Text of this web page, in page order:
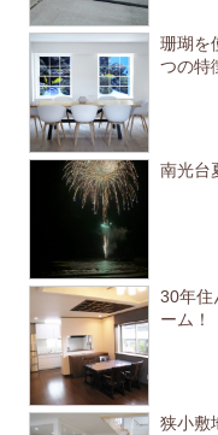
珊瑚を
つの特
南光
30年住
ーム！
狭小敷